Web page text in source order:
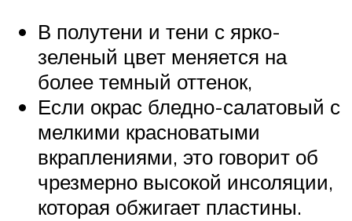
В полутени и тени с ярко-
зеленый цвет меняется на
более темный оттенок,
Если окрас бледно-салатовый с
мелкими красноватыми
вкраплениями, это говорит об
чрезмерно высокой инсоляции,
которая обжигает пластины.